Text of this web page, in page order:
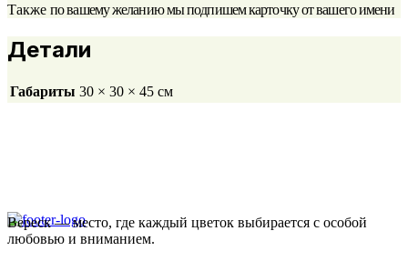
Также по вашему желанию мы подпишем карточку от вашего имени
Детали
Габариты 30 × 30 × 45 см
Вереск — место, где каждый цветок выбирается с особой
любовью и вниманием.